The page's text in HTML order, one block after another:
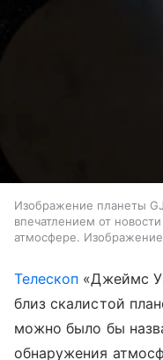
Изображение планеты
впечатлением от
атмосфере.
Телескоп «Джеймс
близ скалистой
можно было бы
обнаружения